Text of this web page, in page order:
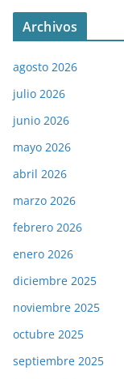
Archivos
agosto 2026
julio 2026
junio 2026
mayo 2026
abril 2026
marzo 2026
febrero 2026
enero 2026
diciembre 2025
noviembre 2025
octubre 2025
septiembre 2025